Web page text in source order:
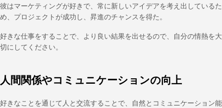
彼はマーケティングが好きで、常に新しいアイデアを考え出しているた
め、プロジェクトが成功し、昇進のチャンスを得た。
好きな仕事をすることで、より良い結果を出せるので、自分の情熱を大
切にしてください。
人間関係やコミュニケーションの向上
好きなことを通じて人と交流することで、自然とコミュニケーション能